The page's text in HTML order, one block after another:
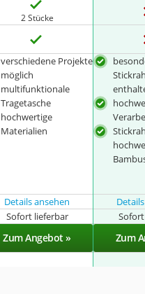
2 Stücke
verschiedene Projekte
möglich
multifunktionale
Tragetasche
hochwertige
Materialien
Details ansehen
Sofort lieferbar
Zum Angebot » Zum